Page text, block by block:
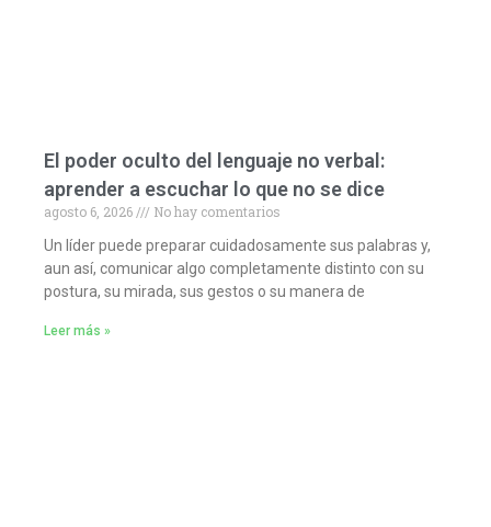
El poder oculto del lenguaje no verbal:
aprender a escuchar lo que no se dice
agosto 6, 2026
No hay comentarios
Un líder puede preparar cuidadosamente sus palabras y,
aun así, comunicar algo completamente distinto con su
postura, su mirada, sus gestos o su manera de
Leer más »